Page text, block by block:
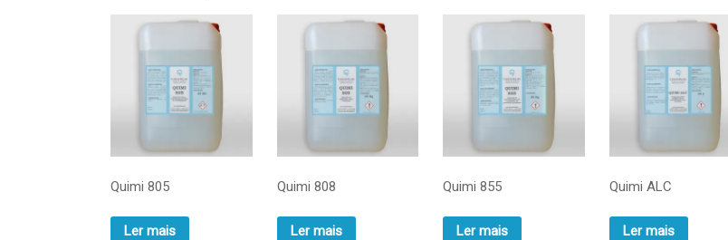
Quimi 805
Ler mais
Quimi 808
Ler mais
Quimi 855
Ler mais
Quimi ALC
Ler mais